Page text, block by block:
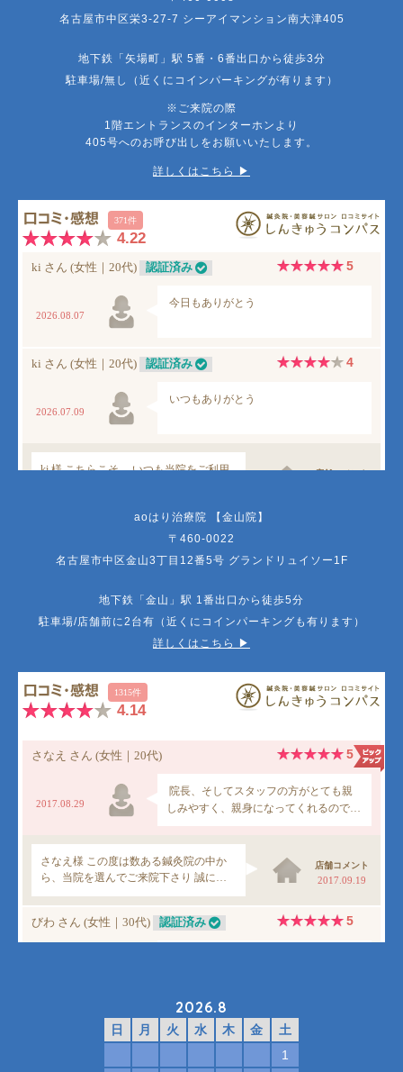
名古屋市中区栄3-27-7 シーアイマンション南大津405
地下鉄「矢場町」駅 5番・6番出口から徒歩3分
駐車場/無し（近くにコインパーキングが有ります）
※ご来院の際
1階エントランスのインターホンより
405号へのお呼び出しをお願いいたします。
詳しくはこちら ▶︎
aoはり治療院 【金山院】
〒460-0022
名古屋市中区金山3丁目12番5号 グランドリュイソー1F
地下鉄「金山」駅 1番出口から徒歩5分
駐車場/店舗前に2台有（近くにコインパーキングも有ります）
詳しくはこちら ▶︎
2026.8
日 月 火 水 木 金
土
1